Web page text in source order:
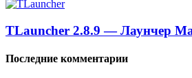
TLauncher 2.8.9 — Лаунчер
Последние комментарии